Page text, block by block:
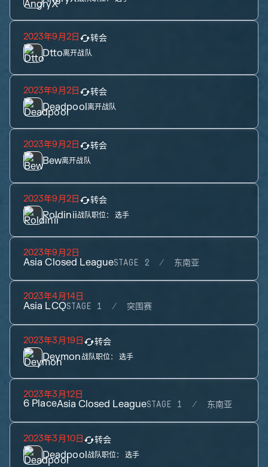
2023年9月2日 转会
Dtto离开战队
2023年9月2日 转会
Deadpool离开战队
2023年9月2日 转会
Bew离开战队
2023年9月2日 转会
Roldinii战队职位： 选手
2023年9月2日
Asia Closed LeagueSTAGE 2 东南亚
2023年4月14日
Asia LCQSTAGE 1 突围赛
2023年3月19日 转会
Deymon战队职位： 选手
2023年3月12日
6 PlaceAsia Closed LeagueSTAGE 1 东南亚
2023年3月10日 转会
Deadpool战队职位： 选手